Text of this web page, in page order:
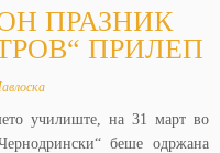
ПРАЗНИК
ПРИЛЕП
училиште, на 31 март во
беше одржана